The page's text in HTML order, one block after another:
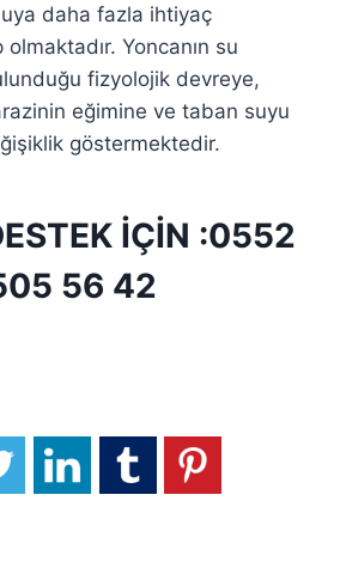
daha fazla ihtiyaç
Yoncanın su
fizyolojik devreye,
eğimine ve taban suyu
göstermektedir.
İÇİN :0552
56 42